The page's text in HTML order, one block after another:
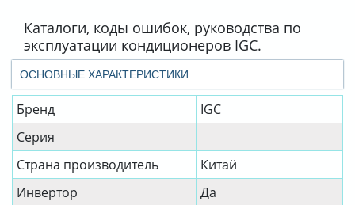
ОСНОВНЫЕ ХАРАКТЕРИСТИКИ
Бренд
IGC
Серия
Страна производитель
Китай
Инвертор
Да
Каталоги, коды ошибок, руководства по
эксплуатации кондиционеров IGC.